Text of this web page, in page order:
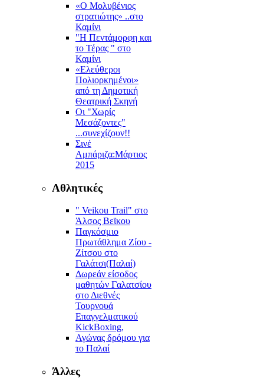
«Ο Μολυβένιος
στρατιώτης» ..στο
Καμίνι
"Η Πεντάμορφη και
το Τέρας " στο
Καμίνι
«Ελεύθεροι
Πολιορκημένοι»
από τη Δημοτική
Θεατρική Σκηνή
Οι "Χωρίς
Μεσάζοντες"
...συνεχίζουν!!
Σινέ
Αμπάριζα:Mάρτιος
2015
Αθλητικές
" Veikou Trail" στο
Άλσος Βεϊκου
Παγκόσμιο
Πρωτάθλημα Ζίου -
Ζίτσου στο
Γαλάτσι(Παλαί)
Δωρεάν είσοδος
μαθητών Γαλατσίου
στο Διεθνές
Τουρνουά
Επαγγελματικού
KickBoxing,
Αγώνας δρόμου για
το Παλαί
Άλλες